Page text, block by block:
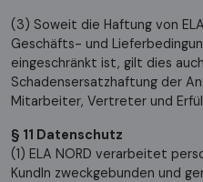
(3) Soweit die Haftung von
Geschäfts- und
eingeschränkt ist, gilt dies
Schadensersatzhaftung der
Mitarbeiter, Vertreter und
§ 11 Datenschutz
(1) ELA NORD verarbeitet
KundIn zweckgebunden und